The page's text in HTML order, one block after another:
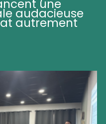
une
audacieuse
autrement